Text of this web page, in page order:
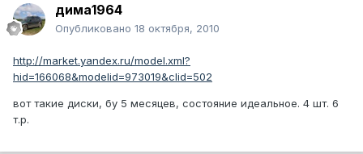
дима1964
Опубликовано 18 октября, 2010
http://market.yandex.ru/model.xml?
hid=166068&modelid=973019&clid=502
вот такие диски, бу 5 месяцев, состояние идеальное. 4 шт. 6
т.р.